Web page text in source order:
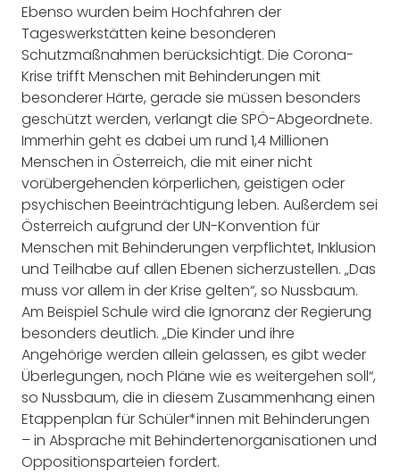
Ebenso wurden beim Hochfahren der
Tageswerkstätten keine besonderen
Schutzmaßnahmen berücksichtigt. Die Corona-
Krise trifft Menschen mit Behinderungen mit
besonderer Härte, gerade sie müssen besonders
geschützt werden, verlangt die SPÖ-Abgeordnete.
Immerhin geht es dabei um rund 1,4 Millionen
Menschen in Österreich, die mit einer nicht
vorübergehenden körperlichen, geistigen oder
psychischen Beeinträchtigung leben. Außerdem sei
Österreich aufgrund der UN-Konvention für
Menschen mit Behinderungen verpflichtet, Inklusion
und Teilhabe auf allen Ebenen sicherzustellen. „Das
muss vor allem in der Krise gelten“, so Nussbaum.
Am Beispiel Schule wird die Ignoranz der Regierung
besonders deutlich. „Die Kinder und ihre
Angehörige werden allein gelassen, es gibt weder
Überlegungen, noch Pläne wie es weitergehen soll“,
so Nussbaum, die in diesem Zusammenhang einen
Etappenplan für Schüler*innen mit Behinderungen
– in Absprache mit Behindertenorganisationen und
Oppositionsparteien fordert.